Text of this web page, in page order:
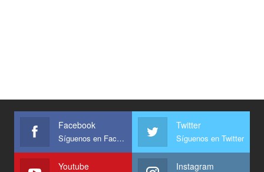
Facebook
Síguenos en Facebook
Twitter
Síguenos en Twitter
Youtube Instagram